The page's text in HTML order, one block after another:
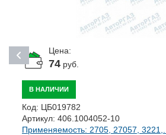
Цена:
74руб.
В НАЛИЧИИ
Код: ЦБ019782
Артикул: 406.1004052-10
Применяемость: 2705, 27057, 3221,...